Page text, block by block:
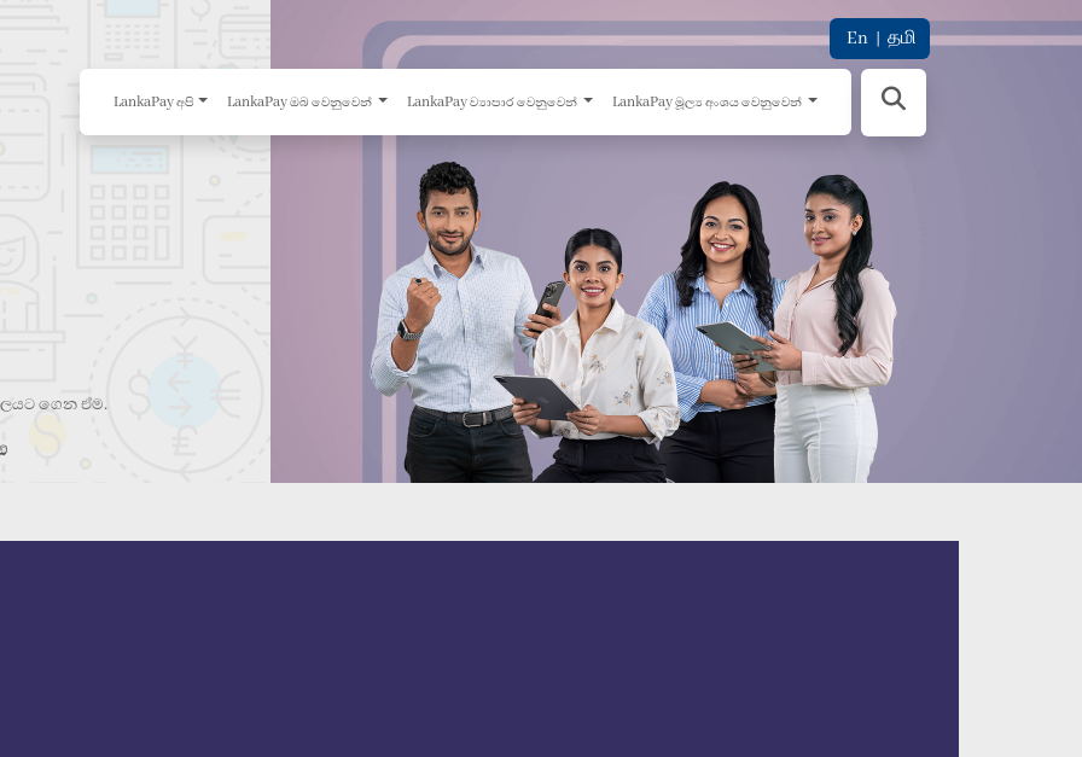
En | தமி
LankaPay අපි LankaPay ඔබ වෙනුවෙන් LankaPay ව්‍යාපාර වෙනුවෙන් LankaPay මූල්‍ය අංශය වෙනුවෙන්
ගෙන ඒම.